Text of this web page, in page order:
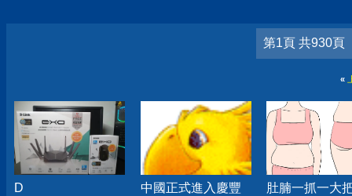
第1頁 共930頁
«
D
中國正式進入慶豐
肚腩一抓一大